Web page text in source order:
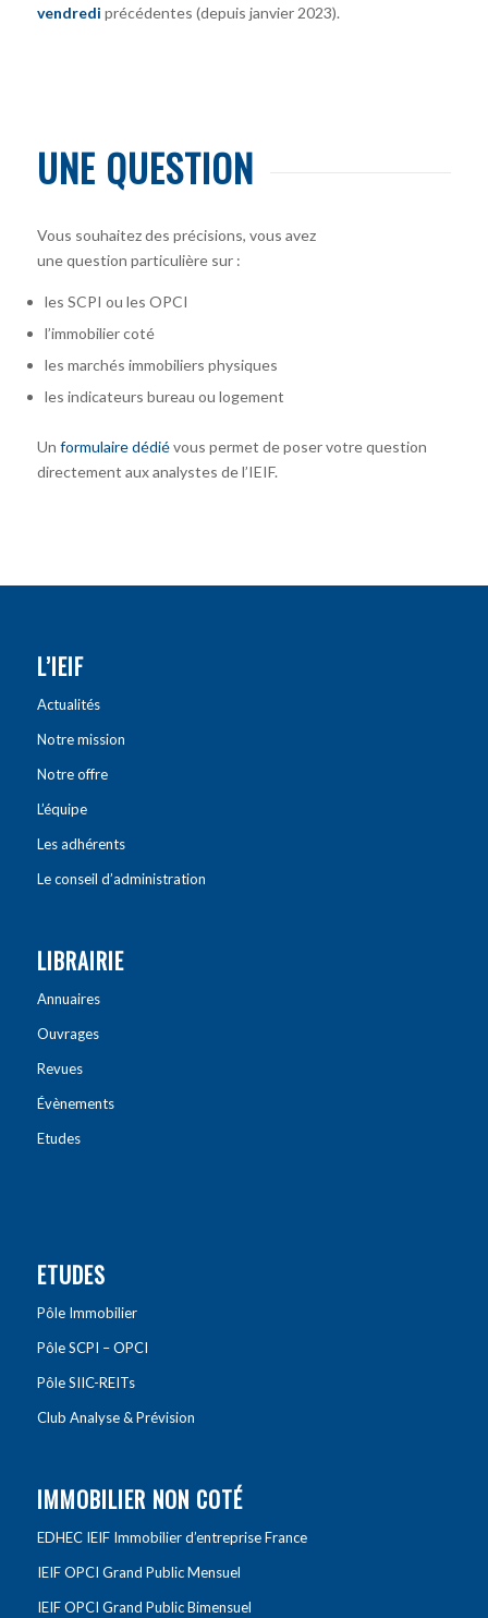
vendredi précédentes (depuis janvier 2023).
UNE QUESTION
Vous souhaitez des précisions, vous avez
une question particulière sur :
les SCPI ou les OPCI
l’immobilier coté
les marchés immobiliers physiques
les indicateurs bureau ou logement
Un formulaire dédiévous permet de poser votre question
directement aux analystes de l’IEIF.
L’IEIF
Actualités
Notre mission
Notre offre
L’équipe
Les adhérents
Le conseil d’administration
LIBRAIRIE
Annuaires
Ouvrages
Revues
Évènements
Etudes
ETUDES
Pôle Immobilier
Pôle SCPI – OPCI
Pôle SIIC-REITs
Club Analyse & Prévision
IMMOBILIER NON COTÉ
EDHEC IEIF Immobilier d’entreprise France
IEIF OPCI Grand Public Mensuel
IEIF OPCI Grand Public Bimensuel